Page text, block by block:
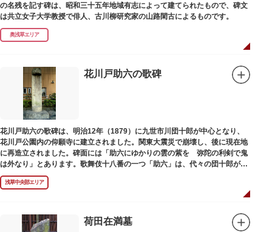
の名残を記す碑は、昭和三十五年地域有志によって建てられたもので、碑文
は共立女子大学教授で俳人、古川柳研究家の山路閑古によるものです。
奥浅草エリア
花川戸助六の歌碑
花川戸助六の歌碑は、明治12年（1879）に九世市川団十郎が中心となり、
花川戸公園内の仰願寺に建立されました。関東大震災で崩壊し、後に現在地
に再造立されました。碑面には「助六にゆかりの雲の紫を 弥陀の利剣で鬼
は外なり」とあります。歌舞伎十八番の一つ「助六」は、代々の団十郎が伝
えていますが、助六の実像は不明です。
浅草中央部エリア
荷田在満墓